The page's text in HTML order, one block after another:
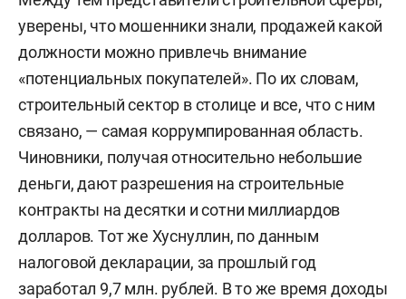
уверены, что мошенники знали, продажей какой
должности можно привлечь внимание
«потенциальных покупателей». По их словам,
строительный сектор в столице и все, что с ним
связано, — самая коррумпированная область.
Чиновники, получая относительно небольшие
деньги, дают разрешения на строительные
контракты на десятки и сотни миллиардов
долларов. Тот же Хуснуллин, по данным
налоговой декларации, за прошлый год
заработал 9,7 млн. рублей. В то же время доходы